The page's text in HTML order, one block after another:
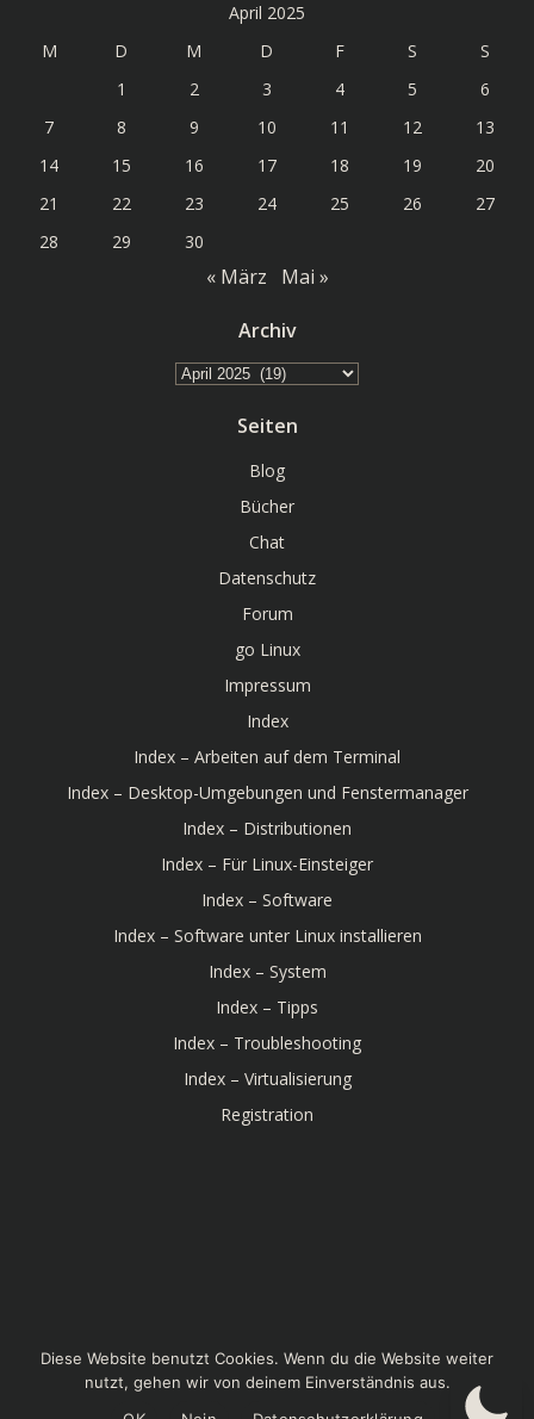
April 2025
M
D M D F S
S
1
2 3 4 5
6
7
8 9 10 11 12
13
14
15 16 17 18 19
20
21
22 23 24 25 26
27
28
29 30
« März Mai »
Archiv
Archiv
Seiten
Blog
Bücher
Chat
Datenschutz
Forum
go Linux
Impressum
Index
Index – Arbeiten auf dem Terminal
Index – Desktop-Umgebungen und Fenstermanager
Index – Distributionen
Index – Für Linux-Einsteiger
Index – Software
Index – Software unter Linux installieren
Index – System
Index – Tipps
Index – Troubleshooting
Index – Virtualisierung
Registration
© 2026 Linux-Bibel. Created for free using WordPress
andColibri
Diese Website benutzt Cookies. Wenn du die Website weiter
nutzt, gehen wir von deinem Einverständnis aus.